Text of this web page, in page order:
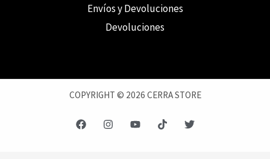
Envíos y Devoluciones
Devoluciones
COPYRIGHT © 2026 CERRA STORE